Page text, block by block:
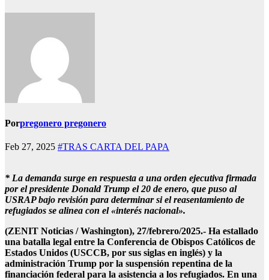
Porpregonero pregonero
Feb 27, 2025 #TRAS CARTA DEL PAPA
* La demanda surge en respuesta a una orden ejecutiva firmada
por el presidente Donald Trump el 20 de enero, que puso al
USRAP bajo revisión para determinar si el reasentamiento de
refugiados se alinea con el «interés nacional».
(ZENIT Noticias / Washington), 27/febrero/2025.- Ha estallado
una batalla legal entre la Conferencia de Obispos Católicos de
Estados Unidos (USCCB, por sus siglas en inglés) y la
administración Trump por la suspensión repentina de la
financiación federal para la asistencia a los refugiados. En una